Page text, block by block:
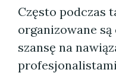
Często podczas
organizowane
szansę na